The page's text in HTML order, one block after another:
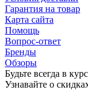
Гарантия на товар
Карта сайта
Помощь
Вопрос-ответ
Бренды
Обзоры
Будьте всегда в
Узнавайте о